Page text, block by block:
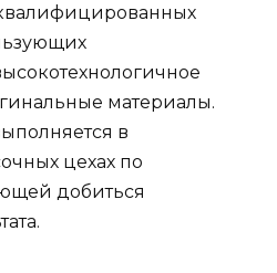
материалы.
в
цехах по
добиться